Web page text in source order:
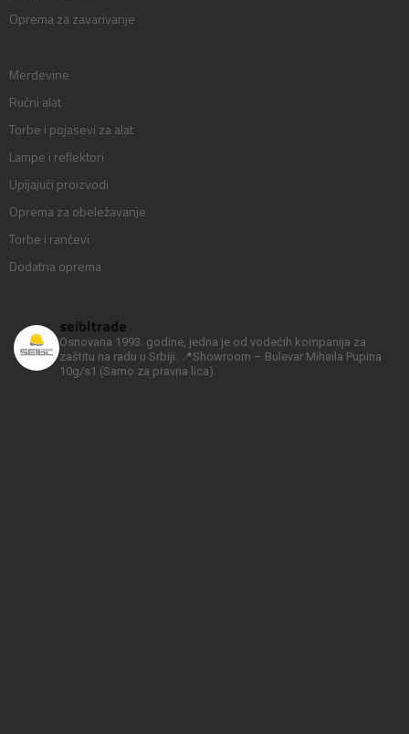
Oprema za zavarivanje
Merdevine
Ručni alat
Torbe i pojasevi za alat
Lampe i reflektori
Upijajući proizvodi
Oprema za obeležavanje
Torbe i rančevi
Dodatna oprema
seibltrade
Osnovana 1993. godine, jedna je od vodećih kompanija za
zaštitu na radu u Srbiji.
📍Showroom – Bulevar Mihaila Pupina
10g/s1 (Samo za pravna lica).